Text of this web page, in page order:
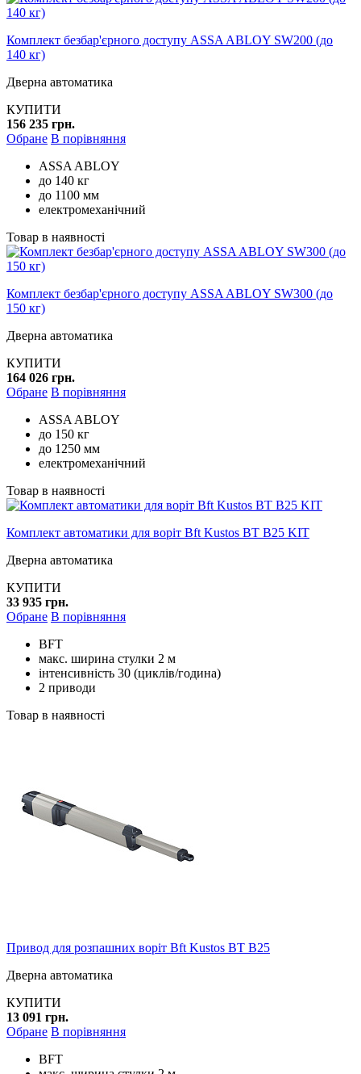
Комплект безбар'єрного доступу ASSA ABLOY SW200 (до
140 кг)
Дверна автоматика
КУПИТИ
156 235 грн.
Обране В порівняння
ASSA ABLOY
до 140 кг
до 1100 мм
електромеханічний
Товар в наявності
Комплект безбар'єрного доступу ASSA ABLOY SW300 (до
150 кг)
Дверна автоматика
КУПИТИ
164 026 грн.
Обране В порівняння
ASSA ABLOY
до 150 кг
до 1250 мм
електромеханічний
Товар в наявності
Комплект автоматики для воріт Bft Kustos BT B25 KIT
Дверна автоматика
КУПИТИ
33 935 грн.
Обране В порівняння
BFT
макс. ширина стулки 2 м
інтенсивність 30 (циклів/година)
2 приводи
Товар в наявності
Привод для розпашних воріт Bft Kustos BT B25
Дверна автоматика
КУПИТИ
13 091 грн.
Обране В порівняння
BFT